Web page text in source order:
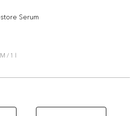
Serum
/ 1 l